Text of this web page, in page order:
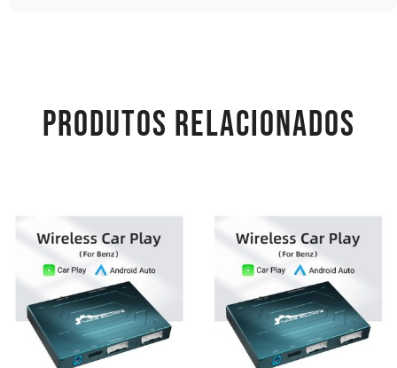
PRODUTOS RELACIONADOS